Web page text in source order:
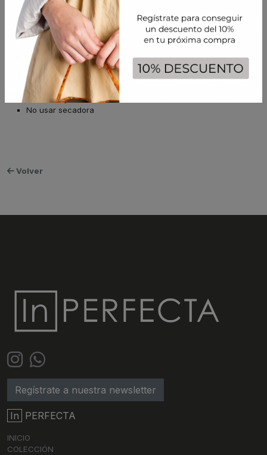
Para prolongar la vida de tus prendas, lávalas a baja temperatura
y siempre del revés: así proteges los colores, mantienes la
estructura del tejido y, además, ahorras energía. Al secarlas, hazlo
en plano y evita colgarlas, para que conserven su forma original y
luzcan impecables por más tiempo.
Lavar suave 30º.
Plancha 110º max.
No usar lejía.
No usar secadora
Volver
Regístrate a nuestra newsletter
In PERFECTA
INICIO
COLECCIÓN